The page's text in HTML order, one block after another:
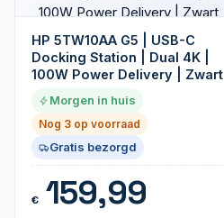
HP 5TW10AA G5 | USB-C
Docking Station | Dual 4K |
100W Power Delivery | Zwart
Morgen in huis
Nog 3 op voorraad
Gratis bezorgd
€159,99